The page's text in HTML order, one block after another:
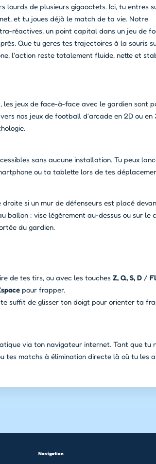
lourds de plusieurs gigaoctets. Ici, tu entres
et tu joues déjà le match de ta vie. Notre
réactives, un point capital dans un jeu de
Que tu geres tes trajectoires à la souris
l'action reste totalement fluide, nette et
les jeux de face-à-face avec le gardien sont
nos jeux de football d'arcade en 2D ou en
sans aucune installation. Tu peux
ou ta tablette lors de tes
si un mur de défenseurs est placé
ballon : vise légèrement au-dessus ou sur le
du gardien.
de tes tirs, ou avec les touches Z, Q, S, D /
pour frapper.
te suffit de glisser ton doigt pour orienter ta
via ton navigateur internet. Tant que tu
tes matchs à élimination directe là où tu les
Navigation